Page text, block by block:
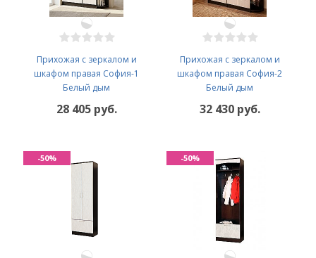
Прихожая с зеркалом и
шкафом правая София-1
Белый дым
28 405 руб.
Прихожая с зеркалом и
шкафом правая София-2
Белый дым
32 430 руб.
-50% -50%